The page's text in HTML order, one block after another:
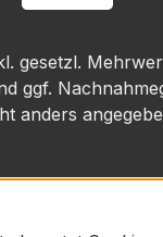
gesetzl.
ggf.
anders